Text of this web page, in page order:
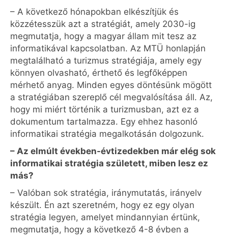
– A következő hónapokban elkészítjük és
közzétesszük azt a stratégiát, amely 2030-ig
megmutatja, hogy a magyar állam mit tesz az
informatikával kapcsolatban. Az MTÜ honlapján
megtalálható a turizmus stratégiája, amely egy
könnyen olvasható, érthető és legfőképpen
mérhető anyag. Minden egyes döntésünk mögött
a stratégiában szereplő cél megvalósítása áll. Az,
hogy mi miért történik a turizmusban, azt ez a
dokumentum tartalmazza. Egy ehhez hasonló
informatikai stratégia megalkotásán dolgozunk.
– Az elmúlt években-évtizedekben már elég sok
informatikai stratégia született, miben lesz ez
más?
– Valóban sok stratégia, iránymutatás, irányelv
készült. Én azt szeretném, hogy ez egy olyan
stratégia legyen, amelyet mindannyian értünk,
megmutatja, hogy a következő 4-8 évben a